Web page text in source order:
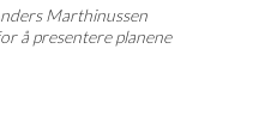
Marthinussen
å presentere planene